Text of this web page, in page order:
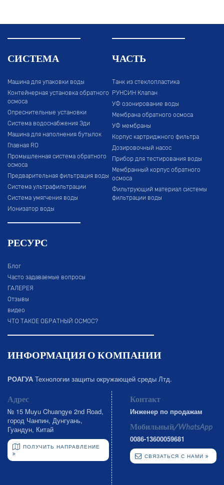
СИСТЕМА
Машина для упаковки воды
Контейнерная установка обратного
осмоса
Опреснительные установки
Система водоснабжения Эди
Машина для наполнения бутылок
Главная RO
Промышленная система обратного
осмоса
Предварительная фильтрация воды
Система ультрафильтрации
Система умягчения воды
Ионизатор воды
ЧАСТЬ
Танк из стеклопластика
РУНСИН Клапан
УФ озонирование воды
Мембрана обратного осмоса
УФ мембраны
Корпус картриджного фильтра
Дозировочный насос
Прибор для тестирования воды
Мембранный корпус обратного
осмоса
Фильтрующий материал системы
фильтрации воды
РЕСУРС
Блог
Часто задаваемые вопросы
ГАЛЕРЕЯ
Отзывы
видео
ЧТО ТАКОЕ ОБРАТНЫЙ ОСМОС?
ИНФОРМАЦИЯ О КОМПАНИИ
РОАГУА Технологии защиты окружающей среды Лтд.
Адрес
№ 15 Muyu Chuangye 2nd Road,
город Чанпин, Дунгуань,
Гуандун, Китай
ПОЛУЧИТЬ НАПРАВЛЕНИЕ
Контакт
Инженер по продажам
Мобильный/WhatsApp
0086-13600059681
СВЯЗАТЬСЯ С НАМИ